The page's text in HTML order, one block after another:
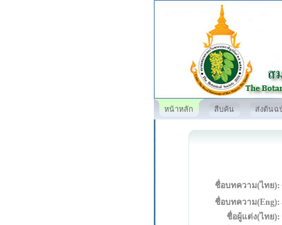
หน้าหลัก สืบค้น ส่งต้นฉ
ชื่อบทความ(ไทย):
ชื่อบทความ(Eng):
ชื่อผู้แต่ง(ไทย):